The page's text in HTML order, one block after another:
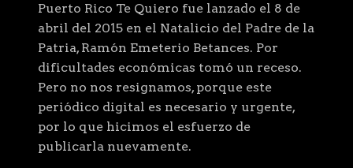
Puerto Rico Te Quiero fue lanzado el 8 de
abril del 2015 en el Natalicio del Padre de la
Patria, Ramón Emeterio Betances. Por
dificultades económicas tomó un receso.
Pero no nos resignamos, porque este
periódico digital es necesario y urgente,
por lo que hicimos el esfuerzo de
publicarla nuevamente.